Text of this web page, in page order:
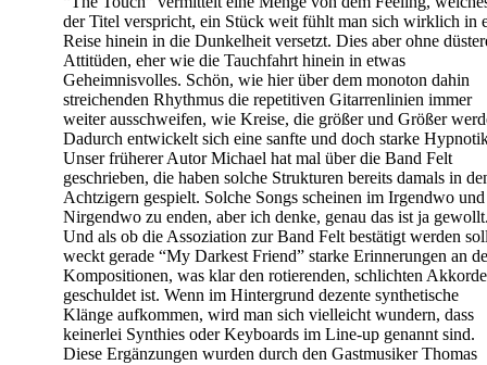
der Titel verspricht, ein Stück weit fühlt man sich wirklich in
Reise hinein in die Dunkelheit versetzt. Dies aber ohne
Attitüden, eher wie die Tauchfahrt hinein in etwas
Geheimnisvolles. Schön, wie hier über dem monoton dahin
streichenden Rhythmus die repetitiven Gitarrenlinien immer
weiter ausschweifen, wie Kreise, die größer und Größer
Dadurch entwickelt sich eine sanfte und doch starke
Unser früherer Autor Michael hat mal über die Band Felt
geschrieben, die haben solche Strukturen bereits damals in
Achtzigern gespielt. Solche Songs scheinen im Irgendwo und
Nirgendwo zu enden, aber ich denke, genau das ist ja
Und als ob die Assoziation zur Band Felt bestätigt werden
weckt gerade “My Darkest Friend” starke Erinnerungen an
Kompositionen, was klar den rotierenden, schlichten
geschuldet ist. Wenn im Hintergrund dezente synthetische
Klänge aufkommen, wird man sich vielleicht wundern, dass
keinerlei Synthies oder Keyboards im Line-up genannt sind.
Diese Ergänzungen wurden durch den Gastmusiker Thomas